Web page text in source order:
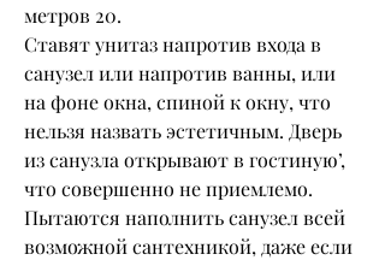
метров 20.
Ставят унитаз напротив входа в
санузел или напротив ванны, или
на фоне окна, спиной к окну, что
нельзя назвать эстетичным. Дверь
из санузла открывают в гостиную’,
что совершенно не приемлемо.
Пытаются наполнить санузел всей
возможной сантехникой, даже если